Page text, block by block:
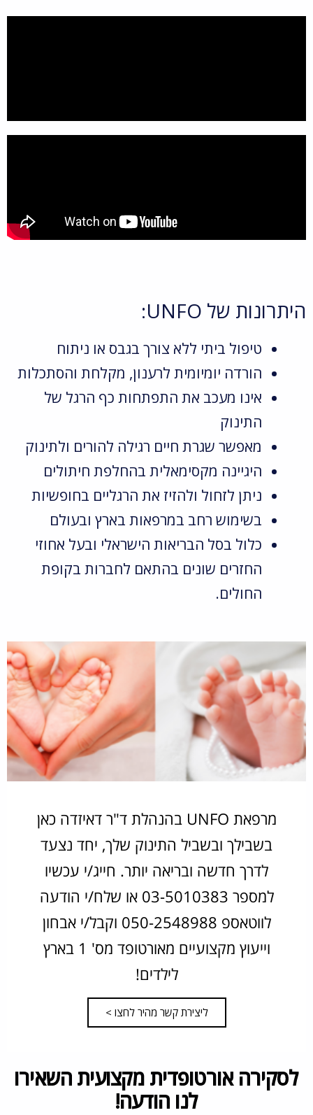
היתרונות של UNFO:
טיפול ביתי ללא צורך בגבס או ניתוח
הורדה יומיומית לרענון, מקלחת והסתכלות
אינו מעכב את התפתחות כף הרגל של
התינוק
מאפשר שגרת חיים רגילה להורים ולתינוק
היגיינה מקסימאלית בהחלפת חיתולים
ניתן לזחול ולהזיז את הרגליים בחופשיות
בשימוש רחב במרפאות בארץ ובעולם
כלול בסל הבריאות הישראלי ובעל אחוזי
החזרים שונים בהתאם לחברות בקופת
החולים.
מרפאת UNFO בהנהלת ד"ר דאיזדה כאן
בשבילך ובשביל התינוק שלך, יחד נצעד
לדרך חדשה ובריאה יותר. חייג/י עכשיו
למספר 03-5010383 או שלח/י הודעה
לווטאספ 050-2548988 וקבל/י אבחון
וייעוץ מקצועיים מאורטופד מס' 1 בארץ
לילדים!
ליצירת קשר מהיר לחצו >
לסקירה אורטופדית מקצועית השאירו
לנו הודעה!